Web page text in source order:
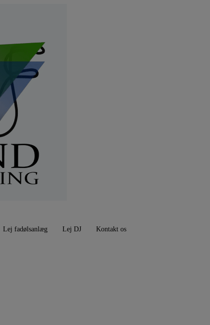
Lej fadølsanlæg Lej DJ Kontakt os